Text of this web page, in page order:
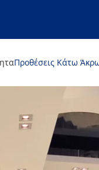
Προθέσεις Κάτω